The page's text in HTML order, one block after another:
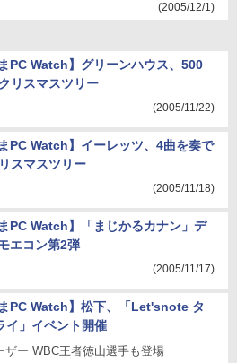
(2005/12/1)
まPC Watch】グリーンハウス、500
リスマスツリー
(2005/11/22)
まPC Watch】イーレッツ、4曲を奏で
スマスツリー
(2005/11/18)
まPC Watch】「まじかるカナン」デ
エコン第2弾
(2005/11/17)
まPC Watch】松下、「Let'snote タ
イ」イベント開催
ザー WBC王者徳山選手も登場